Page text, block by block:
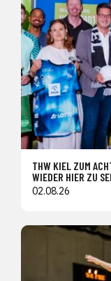
THW KIEL ZUM
WIEDER HIER ZU
02.08.26